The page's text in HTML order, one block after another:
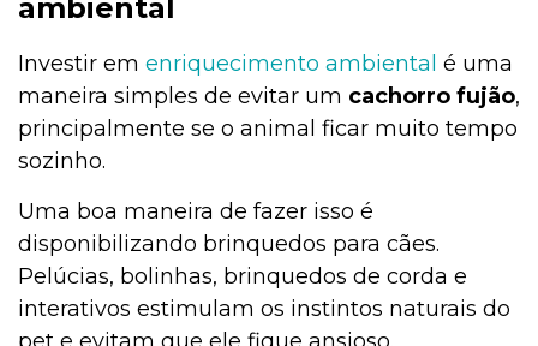
ambiental
Investir em enriquecimento ambiental é uma
maneira simples de evitar um cachorro fujão,
principalmente se o animal ficar muito tempo
sozinho.
Uma boa maneira de fazer isso é
disponibilizando brinquedos para cães.
Pelúcias, bolinhas, brinquedos de corda e
interativos estimulam os instintos naturais do